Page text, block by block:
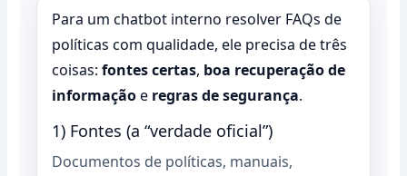
Para um chatbot interno resolver FAQs de
políticas com qualidade, ele precisa de três
coisas:fontes certas, boa recuperação de
informaçãoe regras de segurança.
1) Fontes (a “verdade oficial”)
Documentos de políticas, manuais,